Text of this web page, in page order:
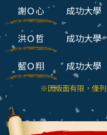
謝Ｏ心 成功大學
洪Ｏ哲 成功大學
藍Ｏ翔 成功大學
※因版面有限，僅